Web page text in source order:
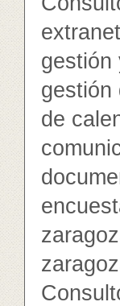
gestión
gestión
de